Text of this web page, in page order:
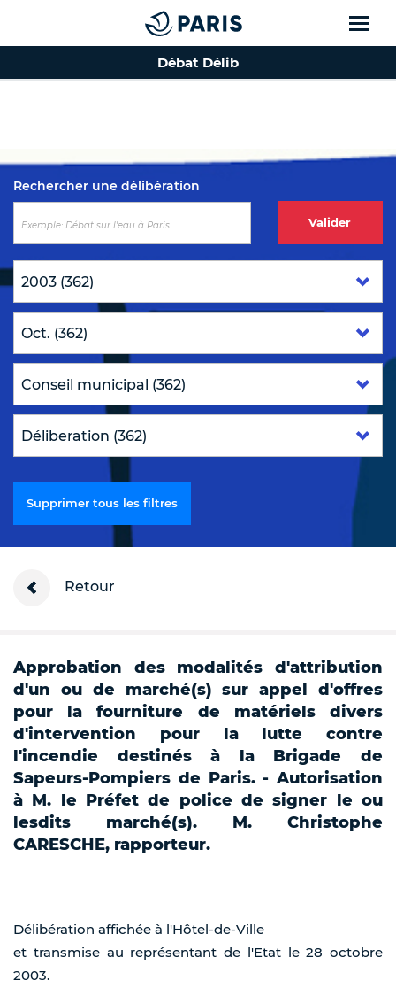
Top of the page
Débat Délib
Rechercher une délibération
Valider
Supprimer tous les filtres
Retour
Approbation des modalités d'attribution
d'un ou de marché(s) sur appel d'offres
pour la fourniture de matériels divers
d'intervention pour la lutte contre
l'incendie destinés à la Brigade de
Sapeurs-Pompiers de Paris. - Autorisation
à M. le Préfet de police de signer le ou
lesdits marché(s). M. Christophe
CARESCHE, rapporteur.
Délibération affichée à l'Hôtel-de-Ville
et transmise au représentant de l'Etat le 28 octobre
2003.